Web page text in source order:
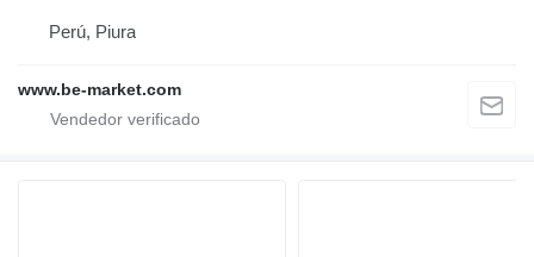
Perú, Piura
www.be-market.com